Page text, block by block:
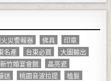
災警報器 佛具
印章
名產 台東必買
大圖輸出
新竹婚宴會館
晶亮瓷
送 桃園音波拉提
植髮